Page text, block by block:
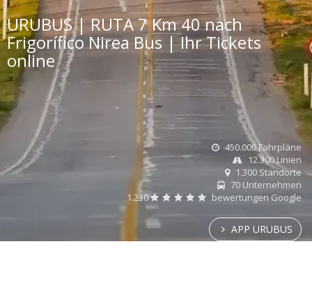
URUBUS | RUTA 7 Km 40 nach
Frigorífico Nirea Bus | Ihr Tickets
online
450.000 Fahrpläne
12.300 Linien
1.300 Standorte
70 Unternehmen
1.230
bewertungen Google
APP URUBUS